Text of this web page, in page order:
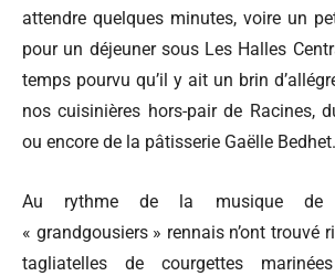
attendre quelques minutes, voire un
pour un déjeuner sous Les Halles
temps pourvu qu’il y ait un brin
nos cuisinières hors-pair de Racines,
ou encore de la pâtisserie Gaëlle Bedhet.
Au rythme de la musique
« grandgousiers » rennais n’ont trouvé
tagliatelles de courgettes